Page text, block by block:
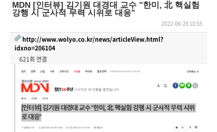
MDN [인터뷰] 김기원 대경대 교수 "한미, 北 핵실험
강행 시 군사적 무력 시위로 대응"
2022-06-29 10:55
http://www.wolyo.co.kr/news/articleView.html?
idxno=206104
621회 연결